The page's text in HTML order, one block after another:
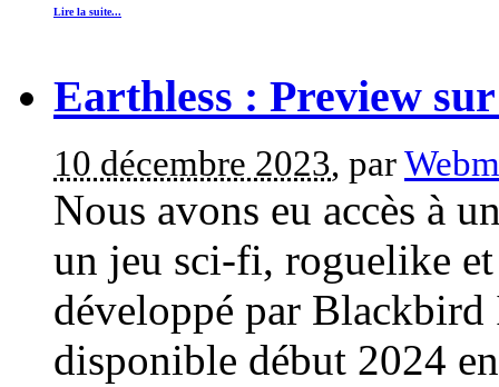
Lire la suite...
Earthless : Preview
10 décembre 2023, par
Nous avons eu accès à
un jeu sci-fi, roguelike
développé par
disponible début 2024